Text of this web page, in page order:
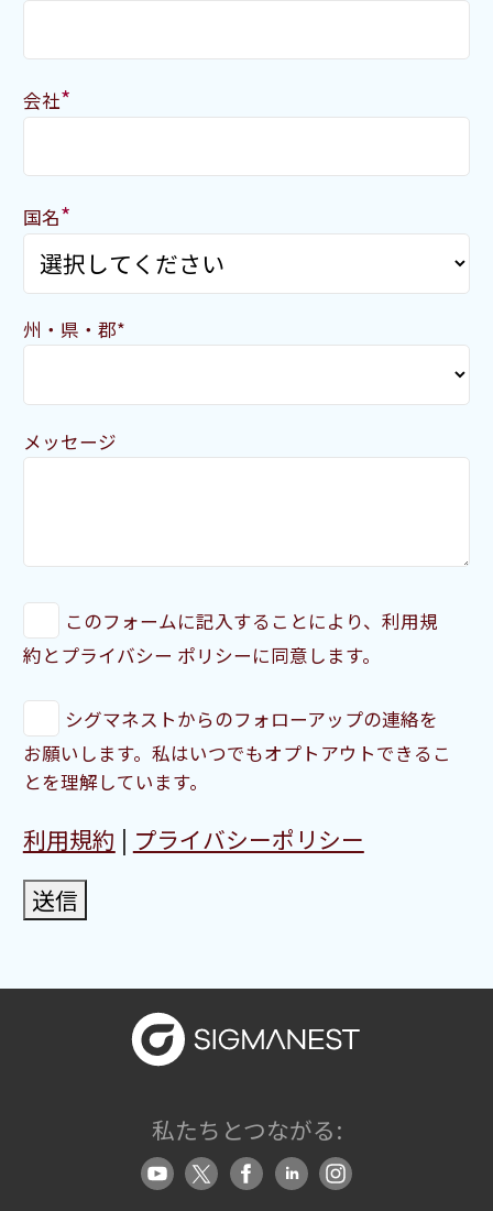
会社*
国名*
州・県・郡*
メッセージ
このフォームに記入することにより、利用規
約とプライバシー ポリシーに同意します。
シグマネストからのフォローアップの連絡を
お願いします。私はいつでもオプトアウトできるこ
とを理解しています。
利用規約 | プライバシーポリシー
送信
私たちとつながる: